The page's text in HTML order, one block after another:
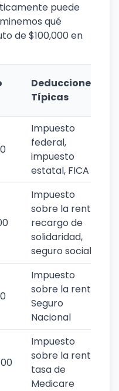
puede
qué
de $100,000 en
Deducciones
Típicas
Impuesto
federal,
impuesto
estatal, FICA
Impuesto
sobre la renta,
recargo de
solidaridad,
seguro social
Impuesto
sobre la renta,
Seguro
Nacional
Impuesto
sobre la renta,
tasa de
Medicare